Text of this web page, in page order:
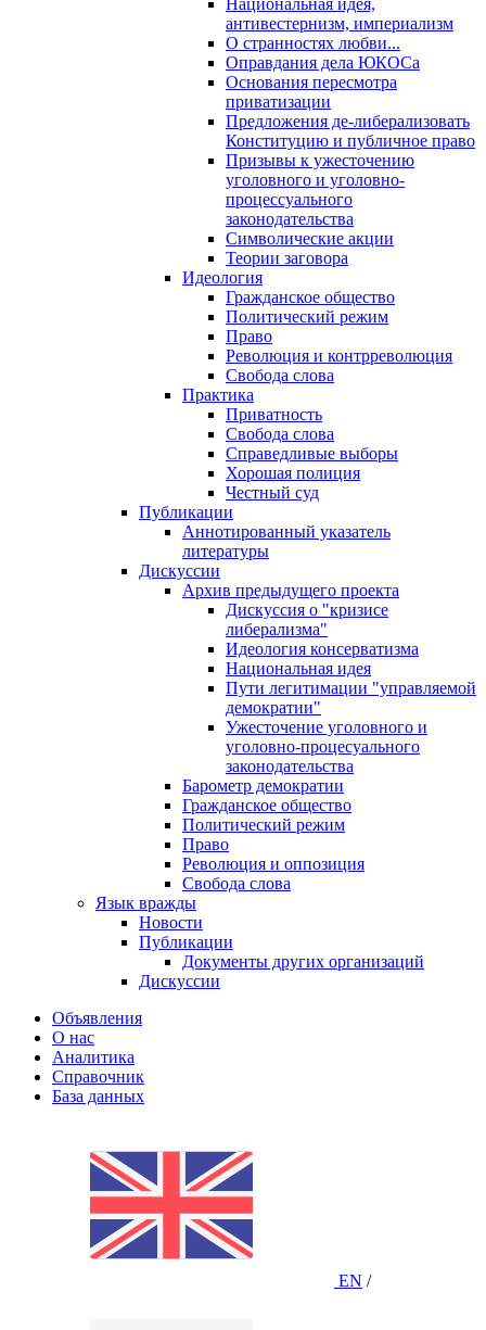
Национальная идея,
антивестернизм, империализм
О странностях любви...
Оправдания дела ЮКОСа
Основания пересмотра
приватизации
Предложения де-либерализовать
Конституцию и публичное право
Призывы к ужесточению
уголовного и уголовно-
процессуального
законодательства
Символические акции
Теории заговора
Идеология
Гражданское общество
Политический режим
Право
Революция и контрреволюция
Свобода слова
Практика
Приватность
Свобода слова
Справедливые выборы
Хорошая полиция
Честный суд
Публикации
Аннотированный указатель
литературы
Дискуссии
Архив предыдущего проекта
Дискуссия о "кризисе
либерализма"
Идеология консерватизма
Национальная идея
Пути легитимации "управляемой
демократии"
Ужесточение уголовного и
уголовно-процесуального
законодательства
Барометр демократии
Гражданское общество
Политический режим
Право
Революция и оппозиция
Свобода слова
Язык вражды
Новости
Публикации
Документы других организаций
Дискуссии
Объявления
О нас
Аналитика
Справочник
База данных
EN /